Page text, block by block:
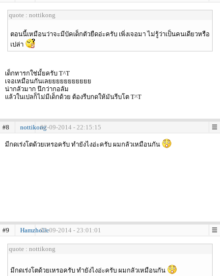
quote : nottikong
ตอนนี้เหมือนว่าจะมีบัคเด็กตัวยืดอ่ะครับ เพิ่งเจอมา ไม่รู้ว่าเป็นคนเดียวหรือ
เปล่า
เด็กทารกใช่มั้ยครับ T^T
เจอเหมือนกันเลยยยยยยยยยยย
น่ากลัวมาก นึกว่ากอลัม
แล้วในเปลก็ไม่มีเด็กด้วย ต้องรีบกดให้มันรีบโต T^T
#8 nottikong02-09-2014 - 22:15:15
มีกดเร่งโตด้วยเหรอครับ ทำยังไงอ่ะครับ ผมกลัวเหมือนกัน
#9 Hamzholic02-09-2014 - 23:01:01
quote : nottikong
มีกดเร่งโตด้วยเหรอครับ ทำยังไงอ่ะครับ ผมกลัวเหมือนกัน